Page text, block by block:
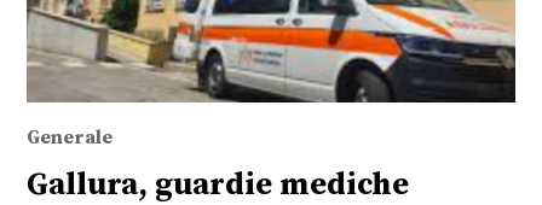
Generale
Gallura, guardie mediche